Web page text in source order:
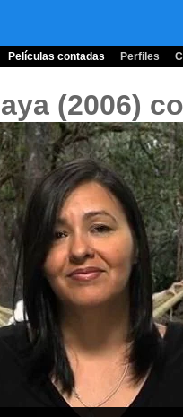
Películas contadas Perfiles
(2006)